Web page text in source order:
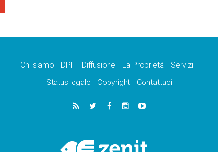
Chi siamo DPF Diffusione La Proprietà
Servizi
Status legale
Copyright Contattaci